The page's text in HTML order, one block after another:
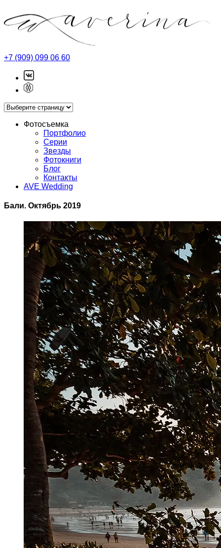
+7 (909) 099 06 60
Фотосъемка
Портфолио
Серии
Звезды
Фотокниги
Блог
Контакты
AVE Wedding
Бали. Октябрь 2019